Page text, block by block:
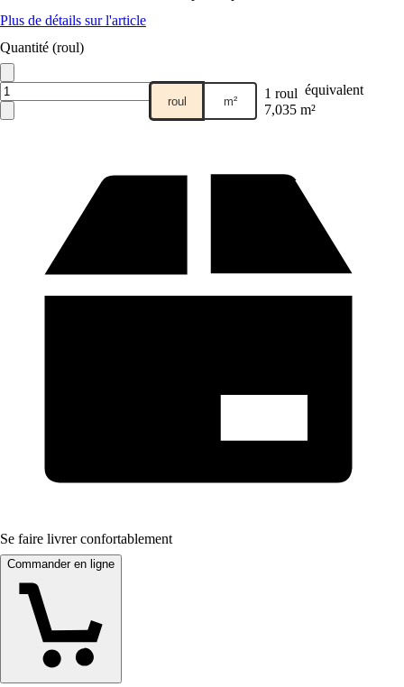
Plus de détails sur l'article
Quantité (roul)
roul m² 1 roul équivalent
7,035 m²
Se faire livrer confortablement
Commander en ligne